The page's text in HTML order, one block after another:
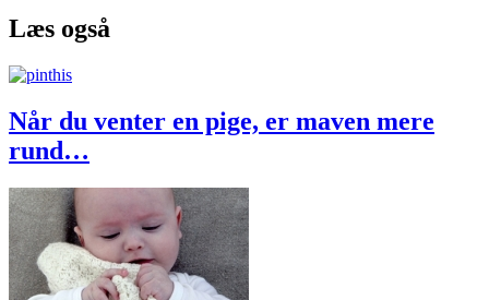
Læs også
Når du venter en pige, er maven mere
rund…